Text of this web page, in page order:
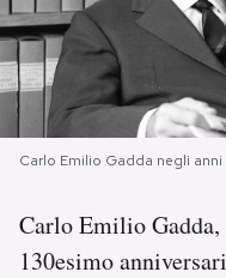
NEWSLETTER
I MIEI PREFERITI
CALENDARIO
Carlo Emilio Gadda negli anni
Carlo Emilio
130esimo